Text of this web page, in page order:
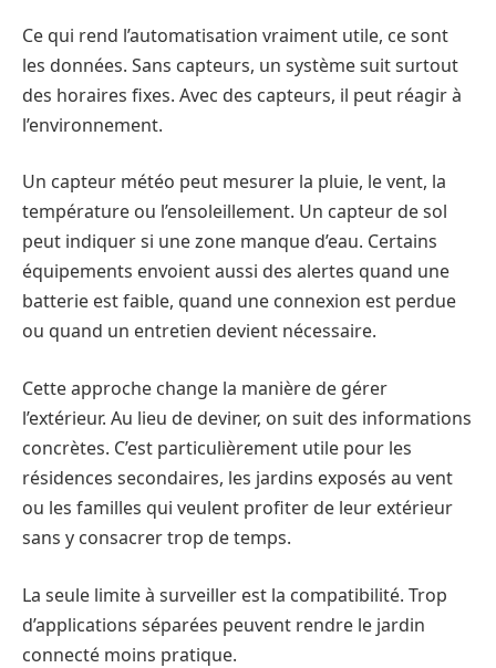
Ce qui rend l’automatisation vraiment utile, ce sont
les données. Sans capteurs, un système suit surtout
des horaires fixes. Avec des capteurs, il peut réagir à
l’environnement.
Un capteur météo peut mesurer la pluie, le vent, la
température ou l’ensoleillement. Un capteur de sol
peut indiquer si une zone manque d’eau. Certains
équipements envoient aussi des alertes quand une
batterie est faible, quand une connexion est perdue
ou quand un entretien devient nécessaire.
Cette approche change la manière de gérer
l’extérieur. Au lieu de deviner, on suit des informations
concrètes. C’est particulièrement utile pour les
résidences secondaires, les jardins exposés au vent
ou les familles qui veulent profiter de leur extérieur
sans y consacrer trop de temps.
La seule limite à surveiller est la compatibilité. Trop
d’applications séparées peuvent rendre le jardin
connecté moins pratique.